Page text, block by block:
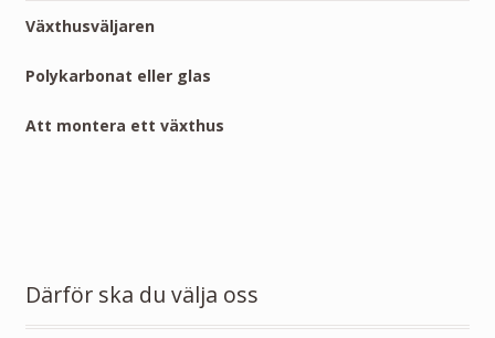
Växthusväljaren
Polykarbonat eller glas
Att montera ett växthus
Därför ska du välja oss